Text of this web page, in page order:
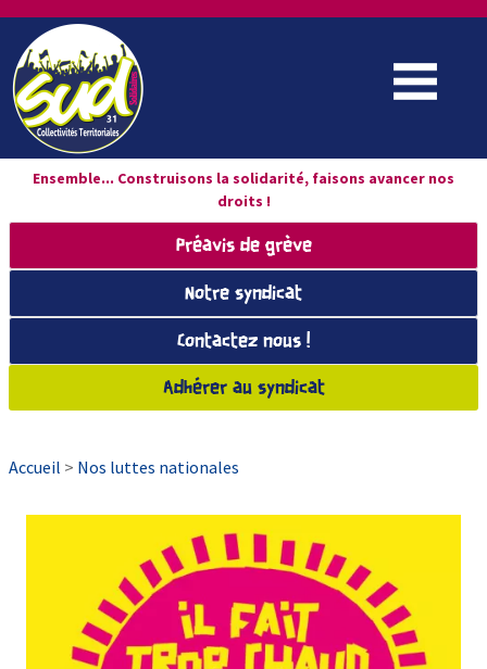
Ensemble... Construisons la solidarité, faisons avancer nos
droits !
Préavis de grève
Notre syndicat
Contactez nous !
Adhérer au syndicat
Accueil > Nos luttes nationales